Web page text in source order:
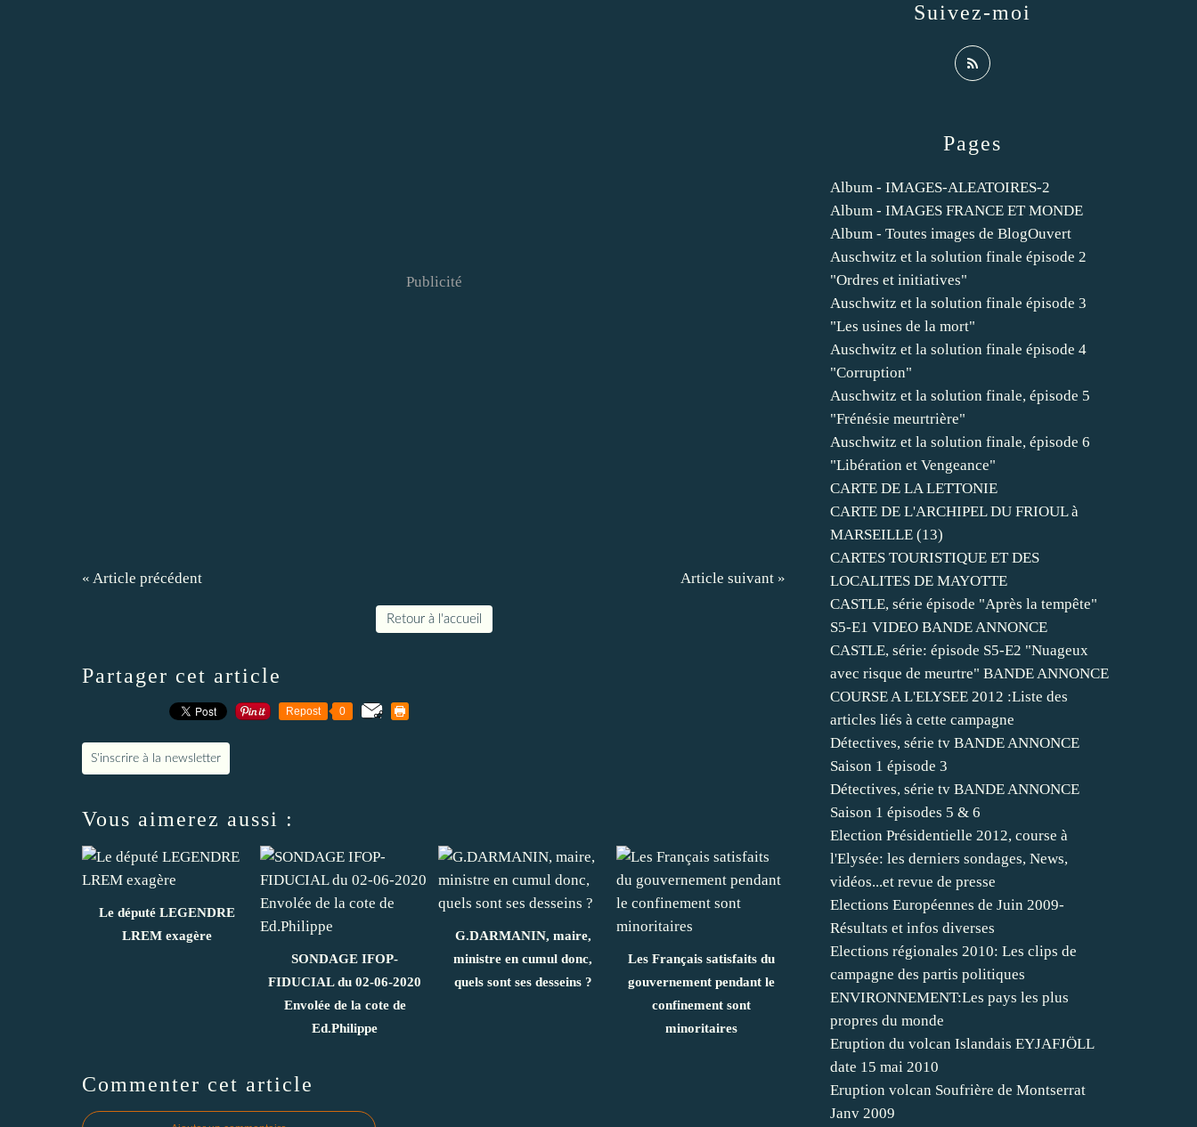
Publicité
« Article précédent Article suivant »
Retour à l'accueil
Partager cet article
Repost 0
S'inscrire à la newsletter
Vous aimerez aussi :
Le député LEGENDRE
LREM exagère
SONDAGE IFOP-
FIDUCIAL du 02-06-2020
Envolée de la cote de
Ed.Philippe
G.DARMANIN, maire,
ministre en cumul donc,
quels sont ses desseins ?
Les Français satisfaits du
gouvernement pendant le
confinement sont
minoritaires
Commenter cet article
Pages
Album - IMAGES-ALEATOIRES-2
Album - IMAGES FRANCE ET MONDE
Album - Toutes images de BlogOuvert
Auschwitz et la solution finale épisode 2
"Ordres et initiatives"
Auschwitz et la solution finale épisode 3
"Les usines de la mort"
Auschwitz et la solution finale épisode 4
"Corruption"
Auschwitz et la solution finale, épisode 5
"Frénésie meurtrière"
Auschwitz et la solution finale, épisode 6
"Libération et Vengeance"
CARTE DE LA LETTONIE
CARTE DE L'ARCHIPEL DU FRIOUL à
MARSEILLE (13)
CARTES TOURISTIQUE ET DES
LOCALITES DE MAYOTTE
CASTLE, série épisode "Après la tempête"
S5-E1 VIDEO BANDE ANNONCE
CASTLE, série: épisode S5-E2 "Nuageux
avec risque de meurtre" BANDE ANNONCE
COURSE A L'ELYSEE 2012 :Liste des
articles liés à cette campagne
Détectives, série tv BANDE ANNONCE
Saison 1 épisode 3
Détectives, série tv BANDE ANNONCE
Saison 1 épisodes 5 & 6
Election Présidentielle 2012, course à
l'Elysée: les derniers sondages, News,
vidéos...et revue de presse
Elections Européennes de Juin 2009-
Résultats et infos diverses
Elections régionales 2010: Les clips de
campagne des partis politiques
ENVIRONNEMENT:Les pays les plus
propres du monde
Eruption du volcan Islandais EYJAFJÖLL
date 15 mai 2010
Eruption volcan Soufrière de Montserrat
Janv 2009
Suivez-moi